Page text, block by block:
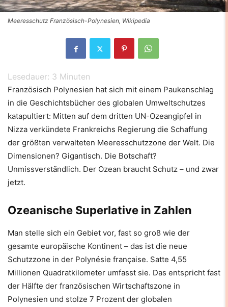
Meeresschutz Französisch-Polynesien, Wikipedia
Lesedauer: 3 Minuten
Französisch Polynesien hat sich mit einem Paukenschlag
in die Geschichtsbücher des globalen Umweltschutzes
katapultiert: Mitten auf dem dritten UN-Ozeangipfel in
Nizza verkündete Frankreichs Regierung die Schaffung
der größten verwalteten Meeresschutzzone der Welt. Die
Dimensionen? Gigantisch. Die Botschaft?
Unmissverständlich. Der Ozean braucht Schutz – und zwar
jetzt.
Ozeanische Superlative in Zahlen
Man stelle sich ein Gebiet vor, fast so groß wie der
gesamte europäische Kontinent – das ist die neue
Schutzzone in der Polynésie française. Satte 4,55
Millionen Quadratkilometer umfasst sie. Das entspricht fast
der Hälfte der französischen Wirtschaftszone in
Polynesien und stolze 7 Prozent der globalen